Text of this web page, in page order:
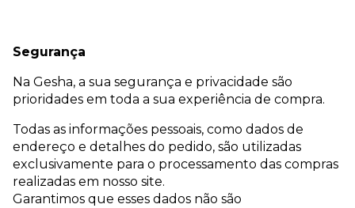
Segurança
Na Gesha, a sua segurança e privacidade são
prioridades em toda a sua experiência de compra.
Todas as informações pessoais, como dados de
endereço e detalhes do pedido, são utilizadas
exclusivamente para o processamento das compras
realizadas em nosso site.
Garantimos que esses dados não são